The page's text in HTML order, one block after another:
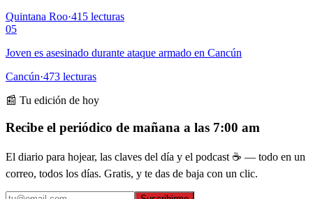
Quintana Roo·415 lecturas
05
Joven es asesinado durante ataque armado en Cancún
Cancún·473 lecturas
📰 Tu edición de hoy
Recibe el periódico de mañana a las 7:00 am
El diario para hojear, las claves del día y el podcast ☕ — todo en un
correo, todos los días. Gratis, y te das de baja con un clic.